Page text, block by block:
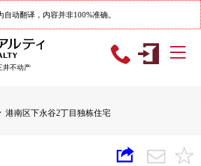
自动翻译，内容并非100%准确。
井不动产
港南区下永谷2丁目独栋住宅